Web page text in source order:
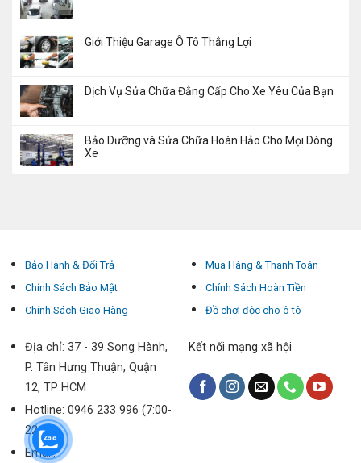
Giới Thiệu Garage Ô Tô Thắng Lợi
Dịch Vụ Sửa Chữa Đẳng Cấp Cho Xe Yêu Của Bạn
Bảo Dưỡng và Sửa Chữa Hoàn Hảo Cho Mọi Dòng
Xe
Bảo Hành & Đổi Trả
Chính Sách Bảo Mật
Chính Sách Giao Hàng
Mua Hàng & Thanh Toán
Chính Sách Hoàn Tiền
Đồ chơi độc cho ô tô
Địa chỉ: 37 - 39 Song Hành,
P. Tân Hưng Thuận, Quận
12, TP HCM
Hotline: 0946 233 996 (7:00-
22:00)
Email:
Kết nối mạng xã hội